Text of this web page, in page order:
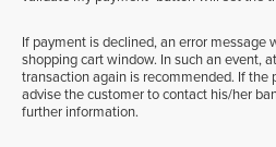
If payment is declined, an error message
shopping cart window. In such an event,
transaction again is recommended. If the
advise the customer to contact his/her
further information.